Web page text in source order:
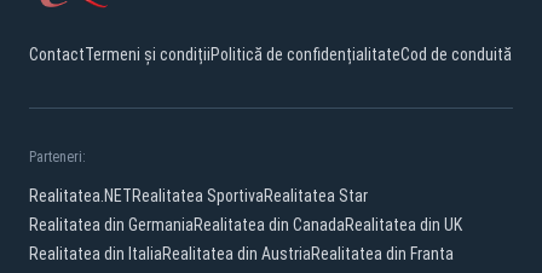
ContactTermeni și condițiiPolitică de confidențialitateCod de conduită
Parteneri:
Realitatea.NETRealitatea SportivaRealitatea Star
Realitatea din GermaniaRealitatea din CanadaRealitatea din UK
Realitatea din ItaliaRealitatea din AustriaRealitatea din Franta